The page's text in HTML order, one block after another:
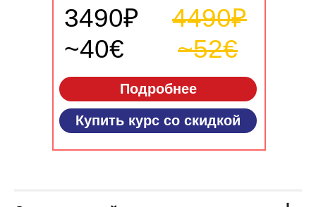
4490₽
Подробнее
Купить курс со скидкой
~52€
3490₽
~40€